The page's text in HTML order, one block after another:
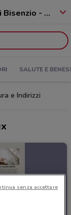
Campi Bisenzio - 50013
SALUTE E
e Indirizzi
senza accettare